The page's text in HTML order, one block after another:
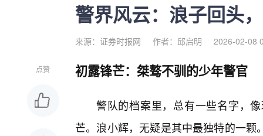
警界风云：浪子回头
来源：证券时报网 作者：邱启明 2026-02-08
点赞 初露锋芒：桀骜不驯的少年警官
警队的档案里，总有一些名字，
芒。浪小辉，无疑是其中最独特的一